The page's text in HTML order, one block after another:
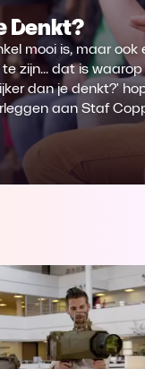
Edge
Denkt?
mooi is, maar ook
zijn... dat is waarop
dan je denkt?'
aan Staf